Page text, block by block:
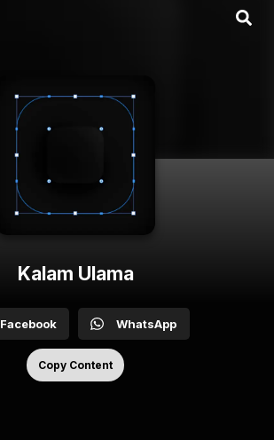
Kalam Ulama
Facebook WhatsApp
Copy Content